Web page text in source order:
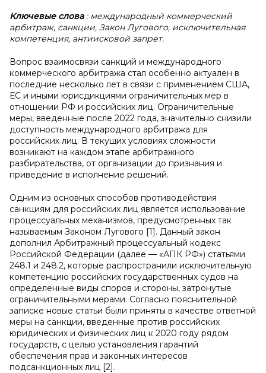
Ключевые слова : международный коммерческий
арбитраж, санкции, Закон Лугового, исключительная
компетенция, антиисковой запрет.
Вопрос взаимосвязи санкций и международного
коммерческого арбитража стал особенно актуален в
последние несколько лет в связи с применением США,
ЕС и иными юрисдикциями ограничительных мер в
отношении РФ и российских лиц. Ограничительные
меры, введенные после 2022 года, значительно снизили
доступность международного арбитража для
российских лиц. В текущих условиях сложности
возникают на каждом этапе арбитражного
разбирательства, от организации до признания и
приведение в исполнение решений.
Одним из основных способов противодействия
санкциям для российских лиц является использование
процессуальных механизмов, предусмотренных так
называемым Законом Лугового [1]. Данный закон
дополнил Арбитражный процессуальный кодекс
Российской Федерации (далее — «АПК РФ») статьями
248.1 и 248.2, которые распространили исключительную
компетенцию российских государственных судов на
определенные виды споров и стороны, затронутые
ограничительными мерами. Согласно пояснительной
записке новые статьи были приняты в качестве ответной
меры на санкции, введенные против российских
юридических и физических лиц к 2020 году рядом
государств, с целью установления гарантий
обеспечения прав и законных интересов
подсанкционных лиц [2].